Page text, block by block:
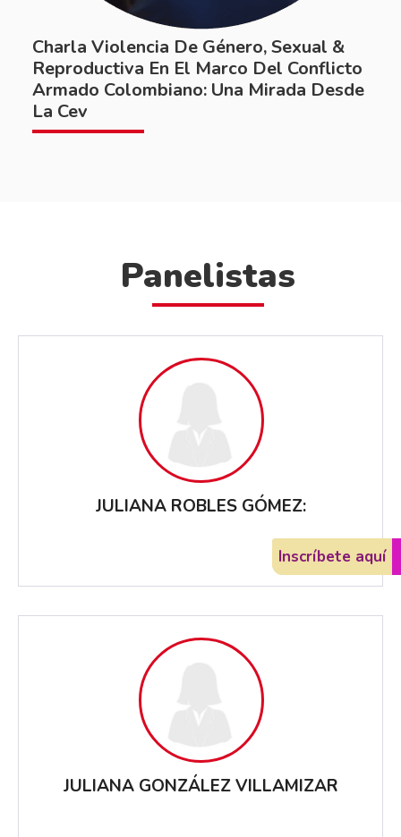
Inscríbete aquí
Inscríbete aquí
Charla Violencia De Género, Sexual &
Reproductiva En El Marco Del Conflicto
Armado Colombiano: Una Mirada Desde
La Cev
Panelistas
JULIANA ROBLES GÓMEZ:
JULIANA GONZÁLEZ VILLAMIZAR